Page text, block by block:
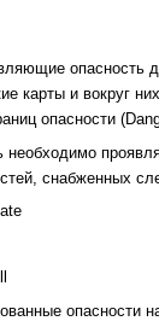
опасность
карты и вокруг
опасности
снабженных
опасности